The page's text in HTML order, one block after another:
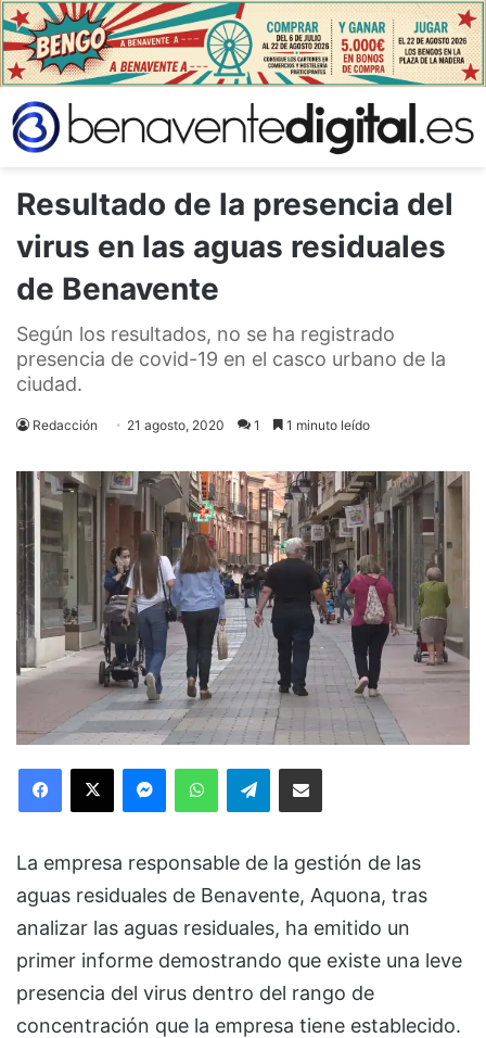
Resultado de la presencia del
virus en las aguas residuales
de Benavente
Según los resultados, no se ha registrado
presencia de covid-19 en el casco urbano de la
ciudad.
Redacción 21 agosto, 2020 1 1 minuto leído
Facebook
X MessengerWhatsAppTelegramCompartir via Email
La empresa responsable de la gestión de las
aguas residuales de Benavente, Aquona, tras
analizar las aguas residuales, ha emitido un
primer informe demostrando que existe una leve
presencia del virus dentro del rango de
concentración que la empresa tiene establecido.